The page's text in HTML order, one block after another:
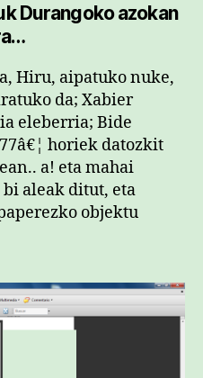
Durangoko azokan
Hiru, aipatuko nuke,
da; Xabier
eleberria; Bide
horiek datozkit
a! eta mahai
aleak ditut, eta
objektu